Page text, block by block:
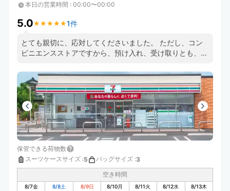
本日の営業時間 : 00:00〜00:00
5.0★ ★ ★ ★ ★
★ ★ ★ ★ ★1件
とても親切に、応対してくださいました。 ただし、コン
ビニエンスストアですから、預け入れ、受け取りとも、レ
保管できる荷物数
スーツケースサイズ :5 バッグサイズ :3
空き時間
8/7金 8/8土 8/9日 8/10月 8/11火 8/12水 8/13木